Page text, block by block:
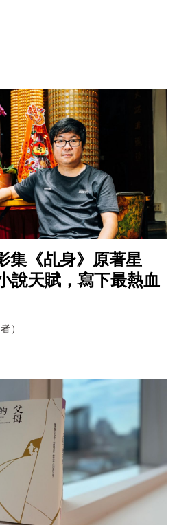
集《乩身》原著星
說天賦，寫下最熱血
）